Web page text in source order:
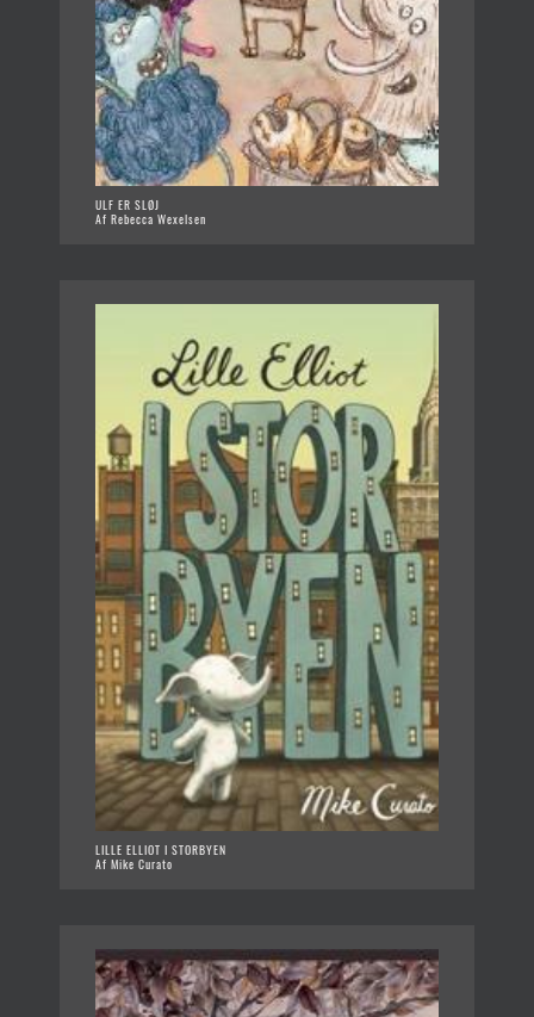
ULF ER SLØJ
Af Rebecca Wexelsen
LILLE ELLIOT I STORBYEN
Af Mike Curato